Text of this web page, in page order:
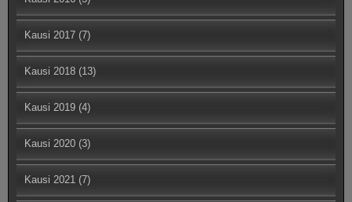
Kausi 2017 (7)
Kausi 2018 (13)
Kausi 2019 (4)
Kausi 2020 (3)
Kausi 2021 (7)